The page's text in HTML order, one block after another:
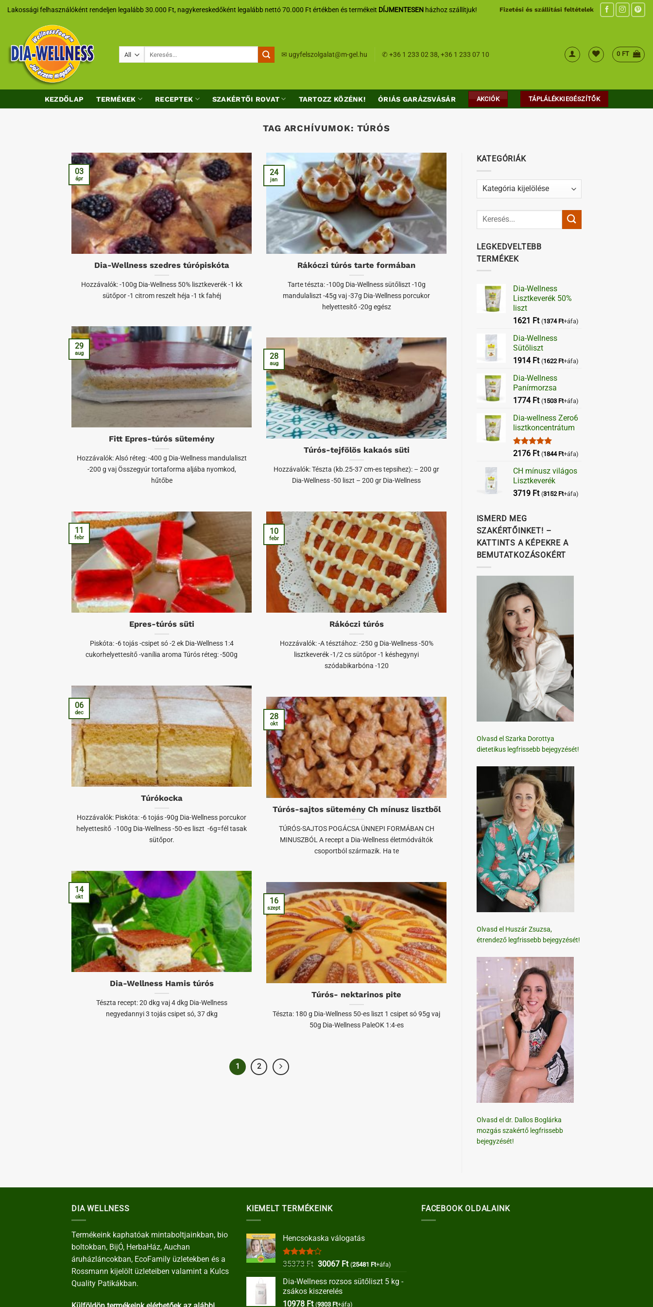
SkipLakossági felhasználóként rendeljen legalább 30.000 Ft, nagykereskedőként legalább nettó 70.000 Ft értékben és termékeit DÍJMENTESEN házhoz szállítjuk! Fizetési és szállítási feltételek
✉ ugyfelszolgalat@m-gel.hu ✆+36 1 233 02 38,+36 1 233 07 10 0 FT
KEZDŐLAP TERMÉKEK RECEPTEK SZAKÉRTŐI ROVAT TARTOZZ KÖZÉNK! ÓRIÁS GARÁZSVÁSÁR AKCIÓK TÁPLÁLÉKKIEGÉSZÍTŐK
TAG ARCHÍVUMOK: TÚRÓS
Dia-Wellness szedres túrópiskóta
Hozzávalók: -100g Dia-Wellness 50% lisztkeverék -1 kk
sütőpor -1 citrom reszelt héja -1 tk fahéj
03
ápr
Rákóczi túrós tarte formában
Tarte tészta: -100g Dia-Wellness sütőliszt -10g
mandulaliszt -45g vaj -37g Dia-Wellness porcukor
helyettesítő -20g egész
24
jan
Fitt Epres-túrós sütemény
Hozzávalók: Alsó réteg: -400 g Dia-Wellness mandulaliszt
-200 g vaj Összegyúr tortaforma aljába nyomkod,
hűtőbe
29
aug
Túrós-tejfölös kakaós süti
Hozzávalók: Tészta (kb.25-37 cm-es tepsihez): – 200 gr
Dia-Wellness -50 liszt – 200 gr Dia-Wellness
28
aug
Epres-túrós süti
Piskóta: -6 tojás -csipet só -2 ek Dia-Wellness 1:4
cukorhelyettesítő -vanília aroma Túrós réteg: -500g
11
febr
Rákóczi túrós
Hozzávalók: -A tésztához: -250 g Dia-Wellness -50%
lisztkeverék -1/2 cs sütőpor -1 késhegynyi
szódabikarbóna -120
10
febr
Túrókocka
Hozzávalók: Piskóta: -6 tojás -90g Dia-Wellness porcukor
helyettesítő -100g Dia-Wellness -50-es liszt -6g=fél tasak
sütőpor.
06
dec
Túrós-sajtos sütemény Ch mínusz lisztből
TÚRÓS-SAJTOS POGÁCSA ÜNNEPI FORMÁBAN CH
MINUSZBÓL A recept a Dia-Wellness életmódváltók
csoportból származik. Ha te
28
okt
Dia-Wellness Hamis túrós
Tészta recept: 20 dkg vaj 4 dkg Dia-Wellness
negyedannyi 3 tojás csipet só, 37 dkg
14
okt
Túrós- nektarinos pite
Tészta: 180 g Dia-Wellness 50-es liszt 1 csipet só 95g vaj
50g Dia-Wellness PaleOK 1:4-es
16
szept
1 2
KATEGÓRIÁK
Kategóriák
LEGKEDVELTEBB
TERMÉKEK
Dia-Wellness
Lisztkeverék 50%
liszt
1621 Ft (1374 Ft+áfa)
Dia-Wellness
Sütőliszt
1914 Ft (1622 Ft+áfa)
Dia-Wellness
Panírmorzsa
1774 Ft (1503 Ft+áfa)
Dia-wellness Zero6
lisztkoncentrátum
Értékelés:
2176 Ft (1844 Ft+áfa)
CH mínusz világos
Lisztkeverék
3719 Ft (3152 Ft+áfa)
ISMERD MEG
SZAKÉRTŐINKET! –
KATTINTS A KÉPEKRE A
BEMUTATKOZÁSOKÉRT
Olvasd el Szarka Dorottya
dietetikus legfrissebb bejegyzését!
Olvasd el Huszár Zsuzsa,
étrendező legfrissebb bejegyzését!
Olvasd el dr. Dallos Boglárka
mozgás szakértő legfrissebb
bejegyzését!
DIA WELLNESS
Termékeink kaphatóak mintaboltjainkban, bio
boltokban, BijÓ, HerbaHáz, Auchan
áruházláncokban, EcoFamily üzletekben és a
Rossmann kijelölt üzleteiben valamint a Kulcs
Quality Patikákban.
KIEMELT TERMÉKEINK
Hencsokaska válogatás
Értékelés:
35373Ft Original
was:
35373 Ft.
30067 FtCurrent
is:
(25481 Ft+áfa)
Dia-Wellness rozsos sütőliszt 5 kg -
zsákos kiszerelés
10978 Ft (9303 Ft+áfa)
FACEBOOK OLDALAINK